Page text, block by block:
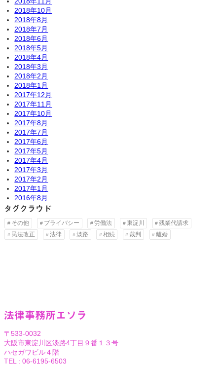
2018年10月
2018年8月
2018年7月
2018年6月
2018年5月
2018年4月
2018年3月
2018年2月
2018年1月
2017年12月
2017年11月
2017年10月
2017年8月
2017年7月
2017年6月
2017年5月
2017年4月
2017年3月
2017年2月
2017年1月
2016年8月
タグクラウド
その他 プライバシー 労働法 東淀川
残業代請求
民法改正
法律 淡路 相続 裁判 離婚
法律事務所エソラ
〒533-0032
大阪市東淀川区淡路4丁目９番１３号
ハセガワビル４階
TEL : 06-6195-6503